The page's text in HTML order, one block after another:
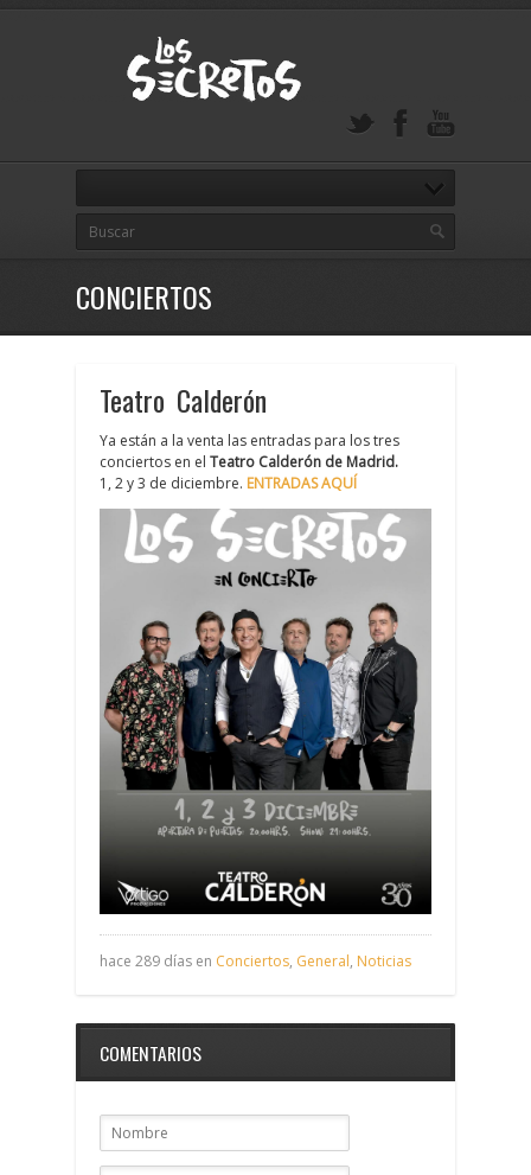
CONCIERTOS
Teatro Calderón
Ya están a la venta las entradas para los tres
conciertos en el Teatro Calderón de Madrid.
1, 2 y 3 de diciembre. ENTRADAS AQUÍ
hace 289 días en Conciertos, General, Noticias
COMENTARIOS